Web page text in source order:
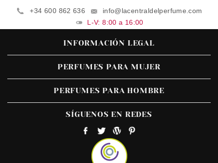
+34 600 862 636
info@lacentraldelperfume.com
L-V: 8:00 a 16:00
INFORMACIÓN LEGAL
PERFUMES PARA MUJER
PERFUMES PARA HOMBRE
SÍGUENOS EN REDES